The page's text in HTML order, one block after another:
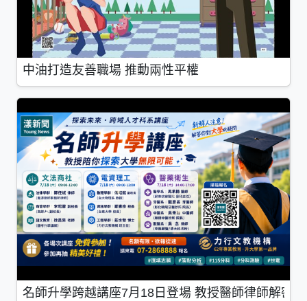
中油打造友善職場 推動兩性平權
名師升學跨越講座7月18日登場 教授醫師律師解密